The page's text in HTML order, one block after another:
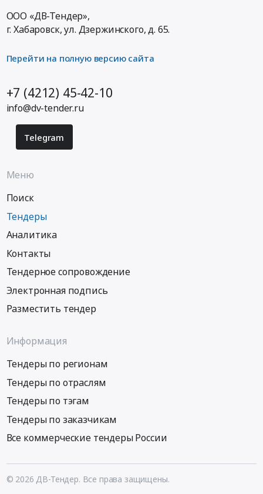
ООО «ДВ-Тендер»,
г. Хабаровск,ул. Дзержинского, д. 65.
Перейти на полную версию сайта
+7 (4212) 45-42-10
info@dv-tender.ru
Telegram
Меню
Поиск
Тендеры
Аналитика
Контакты
Тендерное сопровождение
Электронная подпись
Разместить тендер
Информация
Тендеры по регионам
Тендеры по отраслям
Тендеры по тэгам
Тендеры по заказчикам
Все коммерческие тендеры России
© 2026 ДВ-Тендер. Все права защищены.